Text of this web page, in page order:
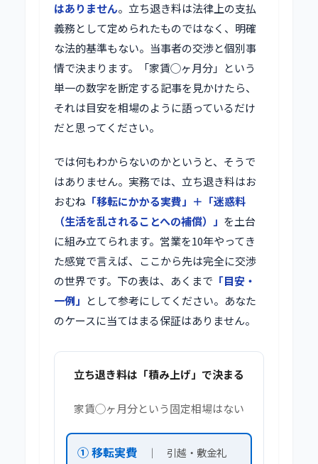
はありません。立ち退き料は法律上の支払
義務として定められたものではなく、明確
な法的基準もない。当事者の交渉と個別事
情で決まります。「家賃◯ヶ月分」という
単一の数字を断定する記事を見かけたら、
それは目安を相場のように語っているだけ
だと思ってください。
では何もわからないのかというと、そうで
はありません。実務では、立ち退き料はお
おむね 「移転にかかる実費」＋「迷惑料
（生活を乱されることへの補償）」 を土台
に組み立てられます。営業を10年やってき
た感覚で言えば、ここから先は完全に交渉
の世界です。下の表は、あくまで 「目安・
一例」 として参考にしてください。あなた
のケースに当てはまる保証はありません。
立ち退き料は「積み上げ」で決まる
家賃◯ヶ月分という固定相場はない
① 移転実費 ｜ 引越・敷金礼